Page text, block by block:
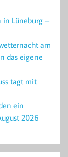
in Lüneburg –
am
das eigene
tagt mit
ein
2026